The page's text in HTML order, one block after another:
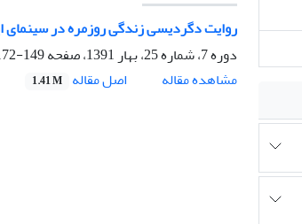
روایت دگردیسی زندگی روزمره در سینمای
دوره 7، شماره 25، بهار 1391، صفحه
149-172
مشاهده مقاله
اصل مقاله 1.41 M